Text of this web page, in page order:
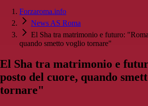
Forzaroma.info
News AS Roma
El Sha tra matrimonio e futuro:
quando smetto voglio tornare"
El Sha tra matrimonio e
posto del cuore, quando
tornare"